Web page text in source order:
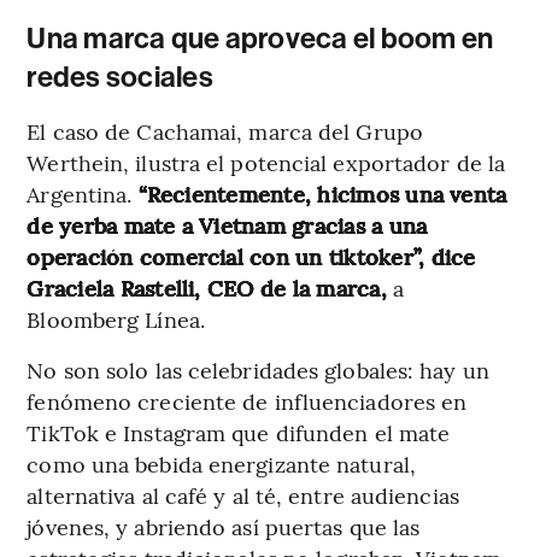
Una marca que aproveca el boom en
redes sociales
El caso de Cachamai, marca del Grupo
Werthein, ilustra el potencial exportador de la
Argentina. “Recientemente, hicimos una venta
de yerba mate a Vietnam gracias a una
operación comercial con un tiktoker”, dice
Graciela Rastelli, CEO de la marca,a
Bloomberg Línea.
No son solo las celebridades globales: hay un
fenómeno creciente de influenciadores en
TikTok e Instagram que difunden el mate
como una bebida energizante natural,
alternativa al café y al té, entre audiencias
jóvenes, y abriendo así puertas que las